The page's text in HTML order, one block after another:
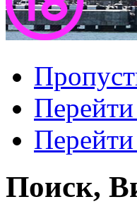
Поиск,